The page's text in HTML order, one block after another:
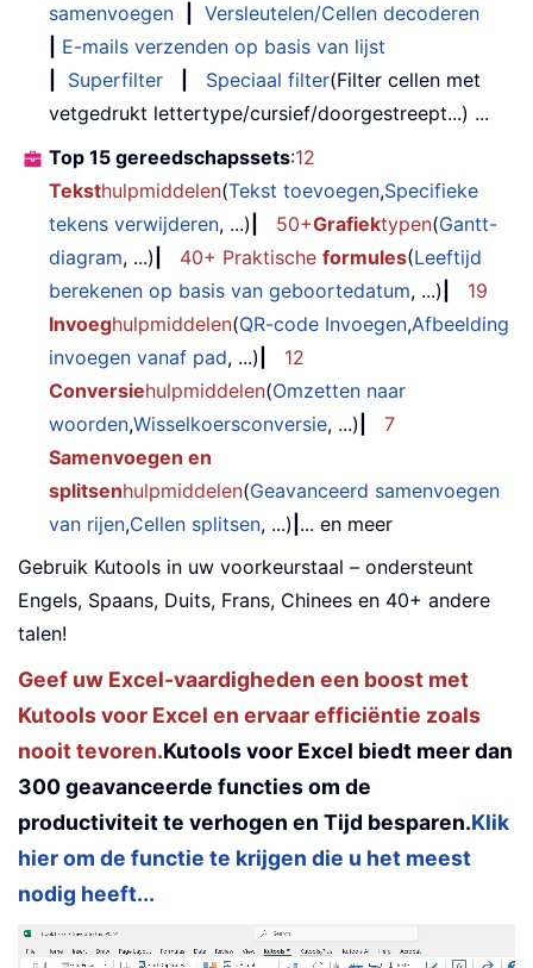
samenvoegen
Versleutelen/Cellen decoderen
E-mails verzenden op basis van lijst
Superfilter Speciaal filter(Filter cellen met
vetgedrukt lettertype/cursief/doorgestreept...) ...
Top 15 gereedschapssets:12
Teksthulpmiddelen(Tekst toevoegen,Specifieke
tekens verwijderen, ...) 50+Grafiektypen(Gantt-
diagram, ...) 40+ Praktische formules(Leeftijd
berekenen op basis van geboortedatum, ...)
19
Invoeghulpmiddelen(QR-code Invoegen,Afbeelding
invoegen vanaf pad, ...)
12
Conversiehulpmiddelen(Omzetten naar
woorden,Wisselkoersconversie, ...)
7
Samenvoegen en
splitsenhulpmiddelen(Geavanceerd samenvoegen
van rijen,Cellen splitsen, ...) ... en meer
Gebruik Kutools in uw voorkeurstaal – ondersteunt
Engels, Spaans, Duits, Frans, Chinees en 40+ andere
talen!
Geef uw Excel-vaardigheden een boost met
Kutools voor Excel en ervaar efficiëntie zoals
nooit tevoren.Kutools voor Excel biedt meer dan
300 geavanceerde functies om de
productiviteit te verhogen en Tijd besparen.Klik
hier om de functie te krijgen die u het meest
nodig heeft...